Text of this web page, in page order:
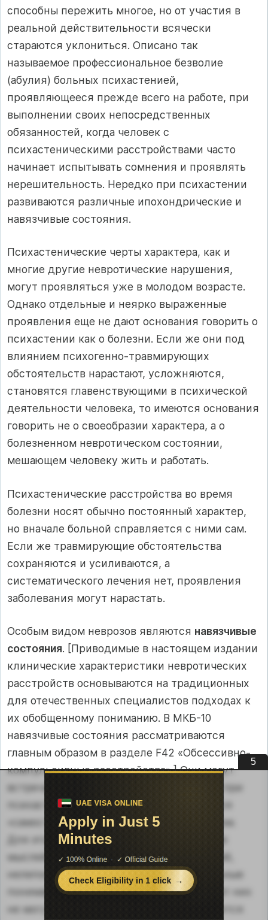
способны пережить многое, но от участия в
реальной действительности всячески
стараются уклониться. Описано так
называемое профессиональное безволие
(абулия) больных психастенией,
проявляющееся прежде всего на работе, при
выполнении своих непосредственных
обязанностей, когда человек с
психастеническими расстройствами часто
начинает испытывать сомнения и проявлять
нерешительность. Нередко при психастении
развиваются различные ипохондрические и
навязчивые состояния.
Психастенические черты характера, как и
многие другие невротические нарушения,
могут проявляться уже в молодом возрасте.
Однако отдельные и неярко выраженные
проявления еще не дают основания говорить о
психастении как о болезни. Если же они под
влиянием психогенно-травмирующих
обстоятельств нарастают, усложняются,
становятся главенствующими в психической
деятельности человека, то имеются основания
говорить не о своеобразии характера, а о
болезненном невротическом состоянии,
мешающем человеку жить и работать.
Психастенические расстройства во время
болезни носят обычно постоянный характер,
но вначале больной справляется с ними сам.
Если же травмирующие обстоятельства
сохраняются и усиливаются, а
систематического лечения нет, проявления
заболевания могут нарастать.
Особым видом неврозов являются навязчивые
состояния. [Приводимые в настоящем издании
клинические характеристики невротических
расстройств основываются на традиционных
для отечественных специалистов подходах к
их обобщенному пониманию. В МКБ-10
навязчивые состояния рассматриваются
главным образом в разделе F42 «Обсессивно-
компульсивные расстройства».] Они могут
встречаться как при неврастении, так и при
психастении, но в ряде случаев являются
«самостоятельным» симптомокомплексом.
Для этого невроза характерно появление
мыслей, воспоминаний, страхов, желаний,
нелепость и нереальность которых больные
понимают, но избавиться, «отвязаться» от них
не могут. В этой связи постепенно меняется
4